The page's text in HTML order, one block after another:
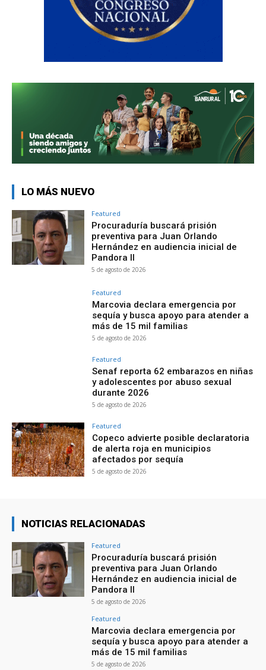
LO MÁS NUEVO
Featured
Procuraduría buscará prisión
preventiva para Juan Orlando
Hernández en audiencia inicial de
Pandora II
5 de agosto de 2026
Featured
Marcovia declara emergencia por
sequía y busca apoyo para atender a
más de 15 mil familias
5 de agosto de 2026
Featured
Senaf reporta 62 embarazos en niñas
y adolescentes por abuso sexual
durante 2026
5 de agosto de 2026
Featured
Copeco advierte posible declaratoria
de alerta roja en municipios
afectados por sequía
5 de agosto de 2026
NOTICIAS RELACIONADAS
Featured
Procuraduría buscará prisión
preventiva para Juan Orlando
Hernández en audiencia inicial de
Pandora II
5 de agosto de 2026
Featured
Marcovia declara emergencia por
sequía y busca apoyo para atender a
más de 15 mil familias
5 de agosto de 2026